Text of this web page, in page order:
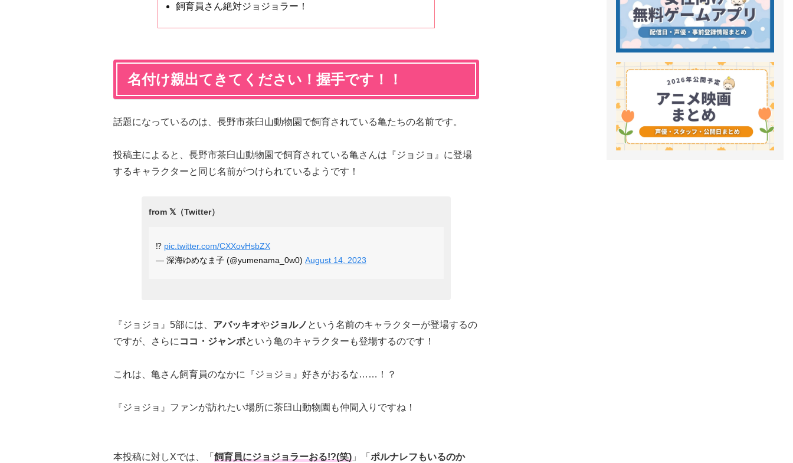
飼育員さん絶対ジョジョラー！
名付け親出てきてください！握手です！！
話題になっているのは、長野市茶臼山動物園で飼育されている亀たちの名前です。
投稿主によると、 長野市茶臼山動物園で飼育されている亀さんは『ジョジョ』に登場
するキャラクターと同じ名前がつけられているようです！
⁉️ pic.twitter.com/CXXovHsbZX
— 深海ゆめなま子 (@yumenama_0w0) August 14, 2023
『ジョジョ』5部には、 アバッキオやジョルノ という名前のキャラクターが登場するの
ですが、さらに ココ・ジャンボという亀のキャラクターも登場するのです！
これは、亀さん飼育員のなかに『ジョジョ』好きがおるな……！？
『ジョジョ』ファンが訪れたい場所に茶臼山動物園も仲間入りですね！
本投稿に対しXでは、「 飼育員にジョジョラーおる!?(笑) 」「 ポルナレフもいるのか